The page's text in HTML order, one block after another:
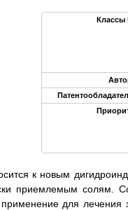
Классы
к новым
приемлемым солям.
для лечения